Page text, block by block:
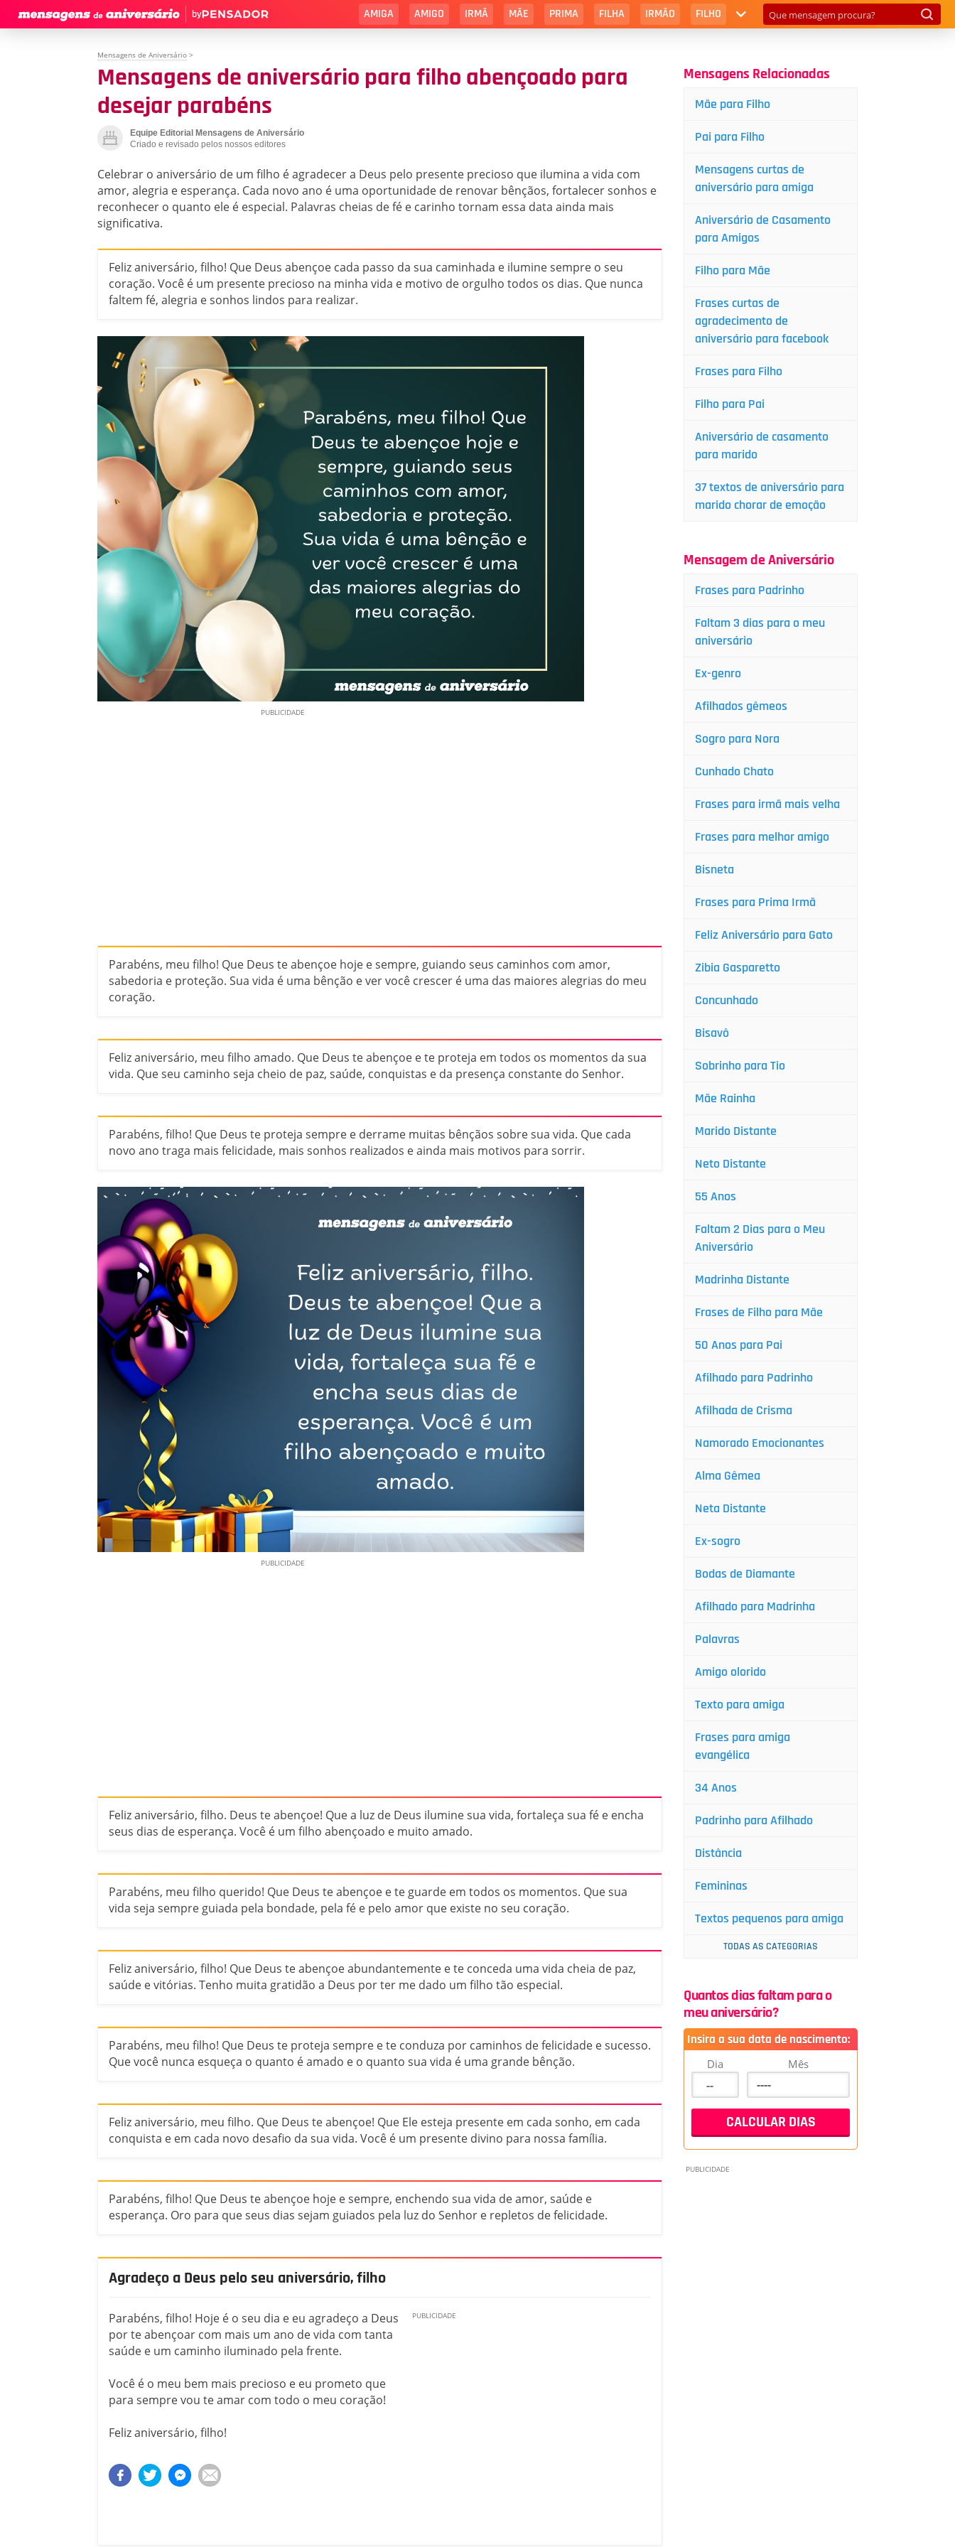
by AMIGA AMIGO IRMÃ MÃE PRIMA FILHA IRMÃO FILHO
Mensagens de Aniversário >
Mensagens de aniversário para filho abençoado para
desejar parabéns
Equipe Editorial Mensagens de Aniversário
Criado e revisado pelos nossos editores
Celebrar o aniversário de um filho é agradecer a Deus pelo presente precioso que ilumina a vida com
amor, alegria e esperança. Cada novo ano é uma oportunidade de renovar bênçãos, fortalecer sonhos e
reconhecer o quanto ele é especial. Palavras cheias de fé e carinho tornam essa data ainda mais
significativa.
Feliz aniversário, filho! Que Deus abençoe cada passo da sua caminhada e ilumine sempre o seu
coração. Você é um presente precioso na minha vida e motivo de orgulho todos os dias. Que nunca
faltem fé, alegria e sonhos lindos para realizar.
Parabéns, meu filho! Que Deus te abençoe hoje e sempre, guiando seus caminhos com amor,
sabedoria e proteção. Sua vida é uma bênção e ver você crescer é uma das maiores alegrias do meu
coração.
Feliz aniversário, meu filho amado. Que Deus te abençoe e te proteja em todos os momentos da sua
vida. Que seu caminho seja cheio de paz, saúde, conquistas e da presença constante do Senhor.
Parabéns, filho! Que Deus te proteja sempre e derrame muitas bênçãos sobre sua vida. Que cada
novo ano traga mais felicidade, mais sonhos realizados e ainda mais motivos para sorrir.
Feliz aniversário, filho. Deus te abençoe! Que a luz de Deus ilumine sua vida, fortaleça sua fé e encha
seus dias de esperança. Você é um filho abençoado e muito amado.
Parabéns, meu filho querido! Que Deus te abençoe e te guarde em todos os momentos. Que sua
vida seja sempre guiada pela bondade, pela fé e pelo amor que existe no seu coração.
Feliz aniversário, filho! Que Deus te abençoe abundantemente e te conceda uma vida cheia de paz,
saúde e vitórias. Tenho muita gratidão a Deus por ter me dado um filho tão especial.
Parabéns, meu filho! Que Deus te proteja sempre e te conduza por caminhos de felicidade e sucesso.
Que você nunca esqueça o quanto é amado e o quanto sua vida é uma grande bênção.
Feliz aniversário, meu filho. Que Deus te abençoe! Que Ele esteja presente em cada sonho, em cada
conquista e em cada novo desafio da sua vida. Você é um presente divino para nossa família.
Parabéns, filho! Que Deus te abençoe hoje e sempre, enchendo sua vida de amor, saúde e
esperança. Oro para que seus dias sejam guiados pela luz do Senhor e repletos de felicidade.
Agradeço a Deus pelo seu aniversário, filho
Parabéns, filho! Hoje é o seu dia e eu agradeço a Deus
por te abençoar com mais um ano de vida com tanta
saúde e um caminho iluminado pela frente.
Você é o meu bem mais precioso e eu prometo que
para sempre vou te amar com todo o meu coração!
Feliz aniversário, filho!
Mensagens Relacionadas
Mãe para Filho
Pai para Filho
Mensagens curtas de
aniversário para amiga
Aniversário de Casamento
para Amigos
Filho para Mãe
Frases curtas de
agradecimento de
aniversário para facebook
Frases para Filho
Filho para Pai
Aniversário de casamento
para marido
37 textos de aniversário para
marido chorar de emoção
Mensagem de Aniversário
Frases para Padrinho
Faltam 3 dias para o meu
aniversário
Ex-genro
Afilhados gêmeos
Sogro para Nora
Cunhado Chato
Frases para irmã mais velha
Frases para melhor amigo
Bisneta
Frases para Prima Irmã
Feliz Aniversário para Gato
Zibia Gasparetto
Concunhado
Bisavô
Sobrinho para Tio
Mãe Rainha
Marido Distante
Neto Distante
55 Anos
Faltam 2 Dias para o Meu
Aniversário
Madrinha Distante
Frases de Filho para Mãe
50 Anos para Pai
Afilhado para Padrinho
Afilhada de Crisma
Namorado Emocionantes
Alma Gêmea
Neta Distante
Ex-sogro
Bodas de Diamante
Afilhado para Madrinha
Palavras
Amigo olorido
Texto para amiga
Frases para amiga
evangélica
34 Anos
Padrinho para Afilhado
Distância
Femininas
Textos pequenos para amiga
TODAS AS CATEGORIAS
Quantos dias faltam para o
meu aniversário?
Insira a sua data de nascimento:
Dia Mês